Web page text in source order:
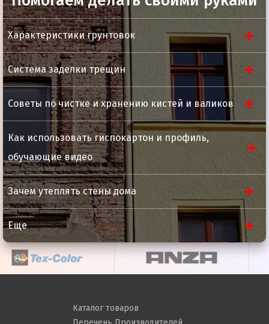
Характеристики грунтовок
Система заделки трещин
Советы по чистке и хранению кистей и валиков
Как использовать гиспокартон и профиль,
обучающие видео
Зачем утеплять стены дома
Еще
Каталог товаров